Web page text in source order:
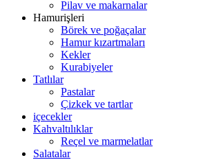
Pilav ve makarnalar
Hamurişleri
Börek ve poğaçalar
Hamur kızartmaları
Kekler
Kurabiyeler
Tatlılar
Pastalar
Çizkek ve tartlar
içecekler
Kahvaltılıklar
Reçel ve marmelatlar
Salatalar